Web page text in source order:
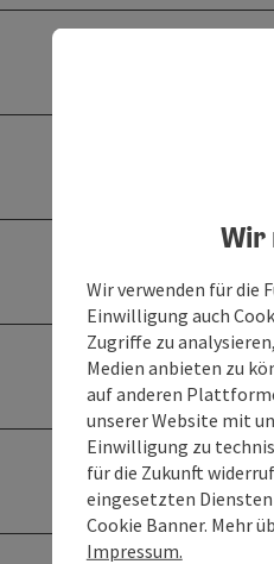
Wir
Wir verwenden für die
Einwilligung auch
Zugriffe zu
Medien anbieten zu
auf anderen
unserer Website mit
Einwilligung zu
für die Zukunft
eingesetzten
Cookie Banner. Mehr
Impressum.